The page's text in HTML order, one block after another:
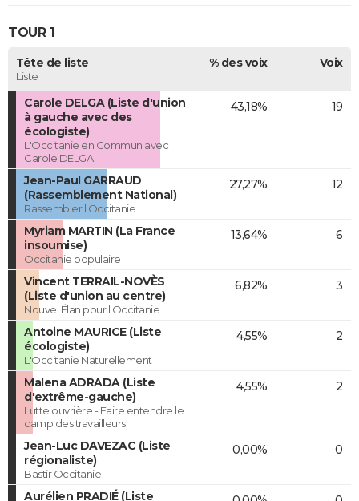
TOUR 1
Tête de liste
Liste
% des voix Voix
Carole DELGA (Liste d'union
à gauche avec des
écologiste)
L'Occitanie en Commun avec
Carole DELGA
43,18% 19
Jean-Paul GARRAUD
(Rassemblement National)
Rassembler l'Occitanie
27,27% 12
Myriam MARTIN (La France
insoumise)
Occitanie populaire
13,64% 6
Vincent TERRAIL-NOVÈS
(Liste d'union au centre)
Nouvel Élan pour l'Occitanie
6,82% 3
Antoine MAURICE (Liste
écologiste)
L'Occitanie Naturellement
4,55% 2
Malena ADRADA (Liste
d'extrême-gauche)
Lutte ouvrière - Faire entendre le
camp des travailleurs
4,55% 2
Jean-Luc DAVEZAC (Liste
régionaliste)
Bastir Occitanie
0,00% 0
Aurélien PRADIÉ (Liste